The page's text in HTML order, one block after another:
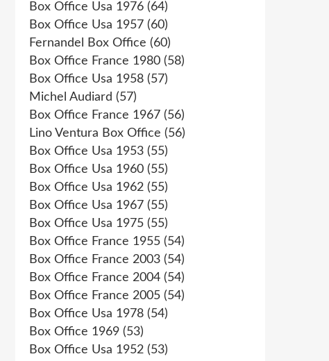
Box Office Usa 1976 (64)
Box Office Usa 1957 (60)
Fernandel Box Office (60)
Box Office France 1980 (58)
Box Office Usa 1958 (57)
Michel Audiard (57)
Box Office France 1967 (56)
Lino Ventura Box Office (56)
Box Office Usa 1953 (55)
Box Office Usa 1960 (55)
Box Office Usa 1962 (55)
Box Office Usa 1967 (55)
Box Office Usa 1975 (55)
Box Office France 1955 (54)
Box Office France 2003 (54)
Box Office France 2004 (54)
Box Office France 2005 (54)
Box Office Usa 1978 (54)
Box Office 1969 (53)
Box Office Usa 1952 (53)